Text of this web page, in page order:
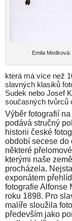
Emila
která má více než
slavných klasiků
Sudek nebo Josef
současných tvůrců
Výběr fotografií
podává stručný
historii české
období secese do
některé
kterými naše země
procházela.
exponátem
fotografie Alfonse
roku 1898. Pro
malíře sloužila
především jako